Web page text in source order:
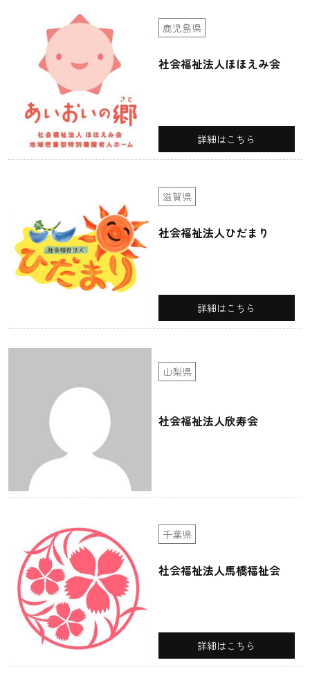
鹿児島県
社会福祉法人ほほえみ会
詳細はこちら
滋賀県
社会福祉法人ひだまり
詳細はこちら
山梨県
社会福祉法人欣寿会
千葉県
社会福祉法人馬橋福祉会
詳細はこちら